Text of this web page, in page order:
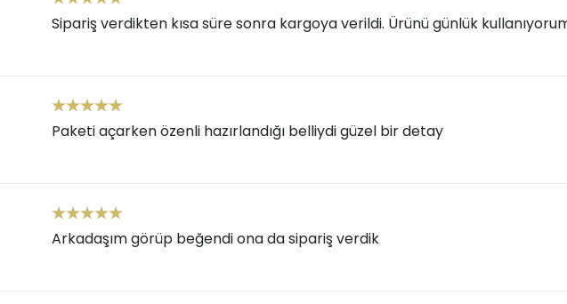
Sipariş verdikten kısa süre sonra kargoya verildi. Ürünü günlük
Paketi açarken özenli hazırlandığı belliydi güzel bir detay
Arkadaşım görüp beğendi ona da sipariş verdik